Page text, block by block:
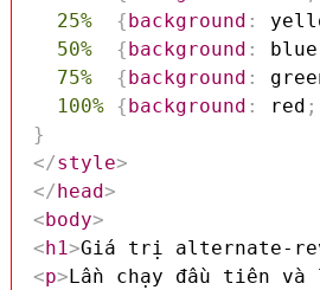
25%
{background :
50%
{background : blue
75%
{background :
100% {background : red ;
}
</style>
</head>
<body>
<h1>Giá trị alternate-
<p>Lần chạy đầu tiên